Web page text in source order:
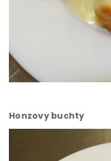
Honzovy buchty